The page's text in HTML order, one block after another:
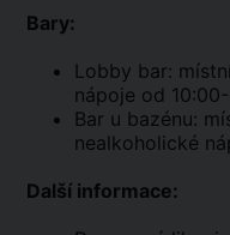
Bary:
Lobby bar:
nápoje od
Bar u bazénu:
nealkoholické
Další informace: